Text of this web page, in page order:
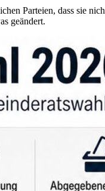
Parteien, dass sie
geändert.